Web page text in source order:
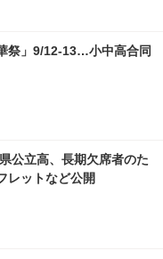
祭」9/12-13…小中高合同
公立高、長期欠席者のた
レットなど公開